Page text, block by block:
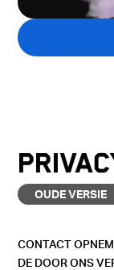
OUDE VERSIE
CONTACT
DE DOOR ONS